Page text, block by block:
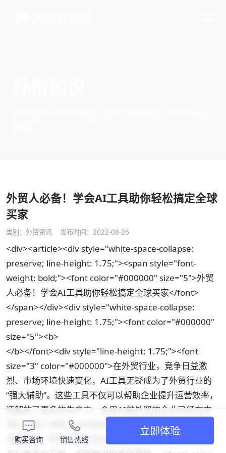
外贸人必备！学会AI工具助你轻松搞定全球
买家
类别： 外贸资讯 发布时间：2022-08-26
<div><article><div style="white-space-collapse:
preserve; line-height: 1.75;"><span style="font-
weight: bold;"><font color="#000000" size="5">外贸
人必备！学会AI工具助你轻松搞定全球买家</font>
</span></div><div style="white-space-collapse:
preserve; line-height: 1.75;"><font color="#000000"
size="5"><b>
</b></font><div style="line-height: 1.75;"><font
size="3" color="#000000">在外贸行业，竞争日益激
烈、市场环境快速变化，AI工具无疑成为了外贸行业的
“强大辅助”。这些工具不仅可以帮助企业提升运营效率，
还解放了更多的生产力。会用AI做外贸的企业已经在市
场中占据了优势。本文将分享几个外贸必备的AI工具，
涵盖获客、背调、写开发信、智能回复邮件、智能跟进
购买咨询 销售热线
立即体验